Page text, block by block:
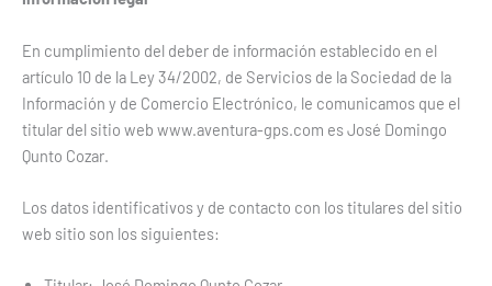
En cumplimiento del deber de información establecido en el
artículo 10 de la Ley 34/2002, de Servicios de la Sociedad de la
Información y de Comercio Electrónico, le comunicamos que el
titular del sitio web www.aventura-gps.com es José Domingo
Qunto Cozar.
Los datos identificativos y de contacto con los titulares del sitio
web sitio son los siguientes: